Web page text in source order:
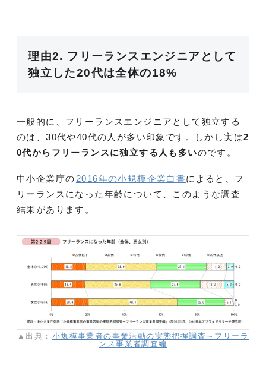
理由2. フリーランスエンジニアとして
独立した20代は全体の18%
一般的に、フリーランスエンジニアとして独立する
のは、30代や40代の人が多い印象です。しかし実は2
0代からフリーランスに独立する人も多いのです。
中小企業庁の 2016年の小規模企業白書によると、フ
リーランスになった年齢について、このような調査
結果があります。
▲出典： 小規模事業者の事業活動の実態把握調査～フリーラ
ンス事業者調査編